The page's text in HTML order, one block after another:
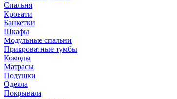
Спальня
Кровати
Банкетки
Шкафы
Модульные спальни
Прикроватные тумбы
Комоды
Матрасы
Подушки
Одеяла
Покрывала